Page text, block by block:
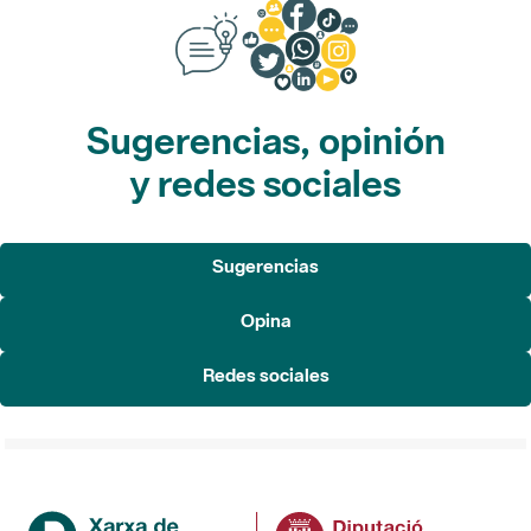
Sugerencias, opinión
y redes sociales
Sugerencias
Opina
Redes sociales